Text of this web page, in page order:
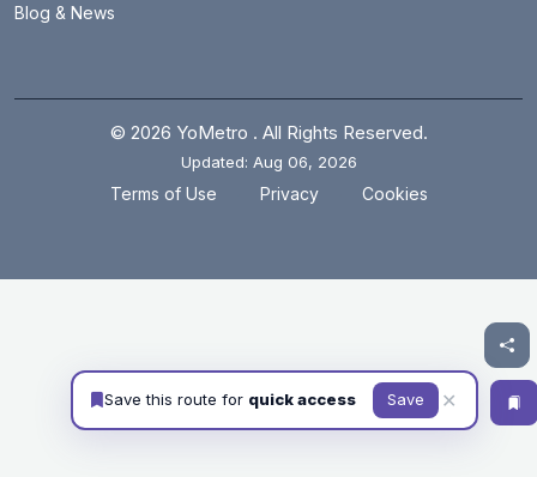
Blog & News
© 2026 YoMetro . All Rights Reserved.
Updated: Aug 06, 2026
Terms of Use Privacy Cookies
Save this route for quick access Save ✕